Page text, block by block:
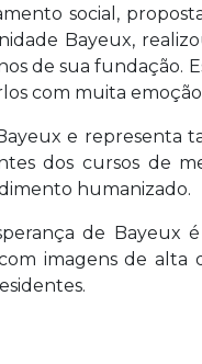
social,
Bayeux,
de sua fundação.
com muita
e representa
dos cursos de
humanizado.
de Bayeux
imagens de alta